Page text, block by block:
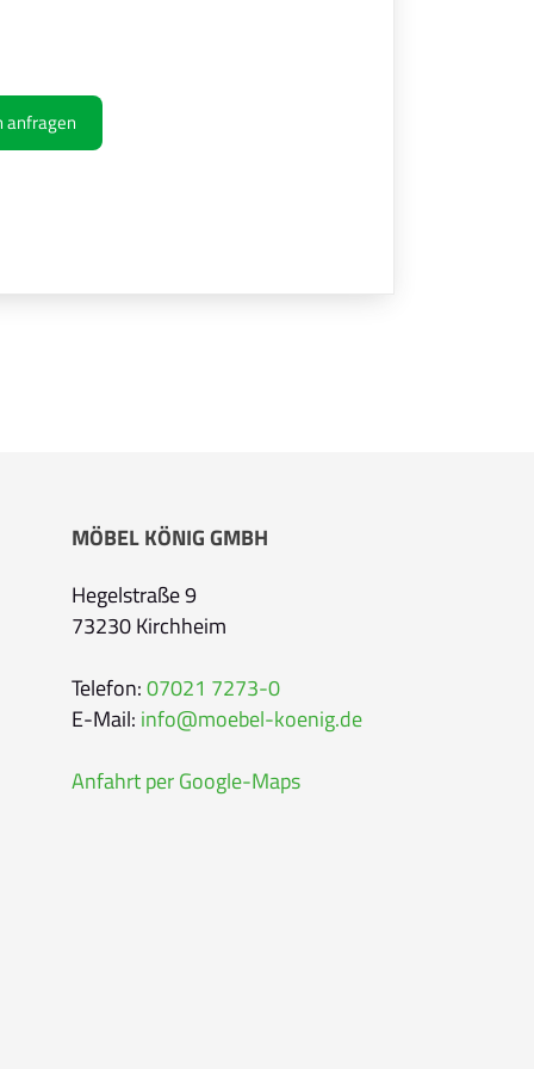
anfragen
MÖBEL KÖNIG GMBH
Hegelstraße 9
73230 Kirchheim
Telefon:07021 7273-0
E-Mail: info@moebel-koenig.de
Anfahrt per Google-Maps
E-Mail-Adresse*
Bitte geben Sie eine gültige E-Mail-Adresse
Ihr Wunschtermin /